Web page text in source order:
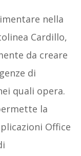
nella
Cardillo,
da creare
di
quali opera.
la
Office